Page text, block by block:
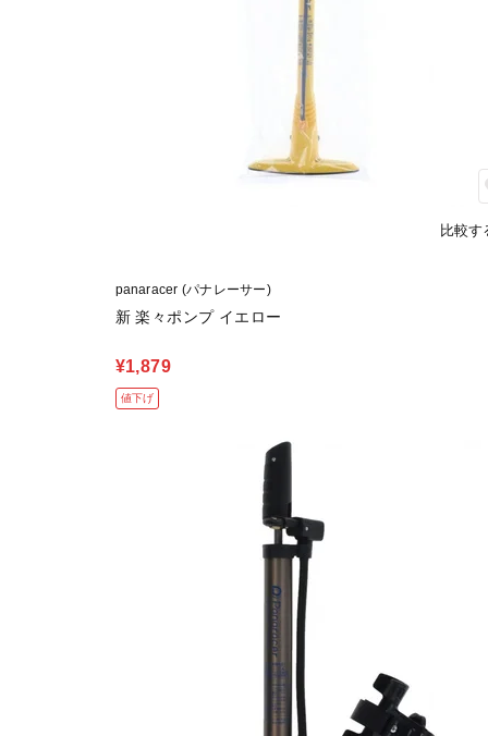
比較す
panaracer (パナレーサー)
新 楽々ポンプ イエロー
¥1,879
値下げ